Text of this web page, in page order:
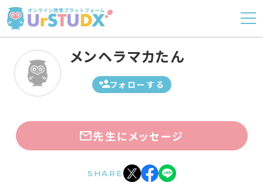
フォローする
メンヘラマカたん
先生にメッセージ
SHARE